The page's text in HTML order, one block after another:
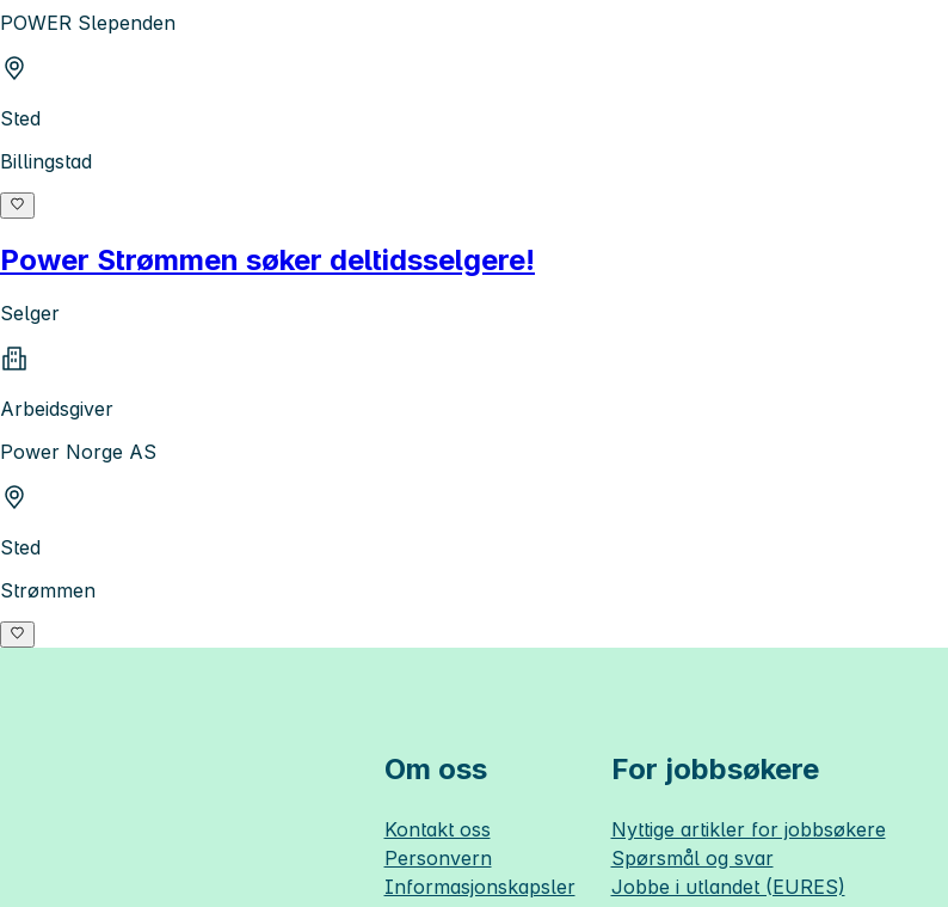
POWER Slependen
Sted
Billingstad
Power Strømmen søker deltidsselgere!
Selger
Arbeidsgiver
Power Norge AS
Sted
Strømmen
Om oss
Kontakt oss
Personvern
Informasjonskapsler
For jobbsøkere
Nyttige artikler for jobbsøkere
Spørsmål og svar
Jobbe i utlandet (EURES)